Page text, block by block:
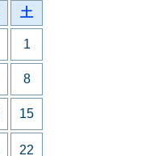
土
1
8
15
22